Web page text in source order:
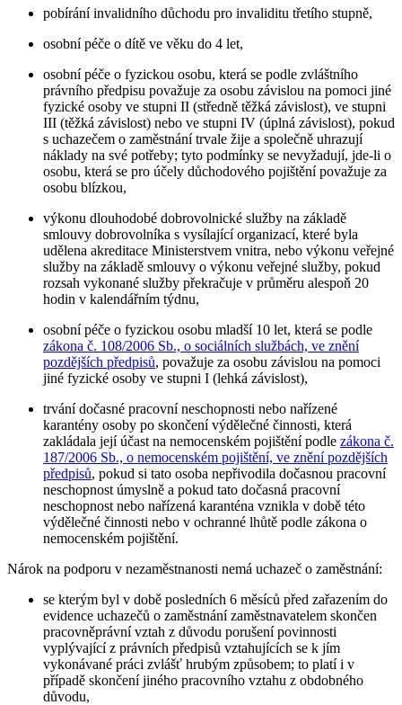
pobírání invalidního důchodu pro invaliditu třetího stupně,
osobní péče o dítě ve věku do 4 let,
osobní péče o fyzickou osobu, která se podle zvláštního
právního předpisu považuje za osobu závislou na pomoci jiné
fyzické osoby ve stupni II (středně těžká závislost), ve stupni
III (těžká závislost) nebo ve stupni IV (úplná závislost), pokud
s uchazečem o zaměstnání trvale žije a společně uhrazují
náklady na své potřeby; tyto podmínky se nevyžadují, jde-li o
osobu, která se pro účely důchodového pojištění považuje za
osobu blízkou,
výkonu dlouhodobé dobrovolnické služby na základě
smlouvy dobrovolníka s vysílající organizací, které byla
udělena akreditace Ministerstvem vnitra, nebo výkonu veřejné
služby na základě smlouvy o výkonu veřejné služby, pokud
rozsah vykonané služby překračuje v průměru alespoň 20
hodin v kalendářním týdnu,
osobní péče o fyzickou osobu mladší 10 let, která se podle
zákona č. 108/2006 Sb., o sociálních službách, ve znění
pozdějších předpisů, považuje za osobu závislou na pomoci
jiné fyzické osoby ve stupni I (lehká závislost),
trvání dočasné pracovní neschopnosti nebo nařízené
karantény osoby po skončení výdělečné činnosti, která
zakládala její účast na nemocenském pojištění podle zákona č.
187/2006 Sb., o nemocenském pojištění, ve znění pozdějších
předpisů, pokud si tato osoba nepřivodila dočasnou pracovní
neschopnost úmyslně a pokud tato dočasná pracovní
neschopnost nebo nařízená karanténa vznikla v době této
výdělečné činnosti nebo v ochranné lhůtě podle zákona o
nemocenském pojištění.
Nárok na podporu v nezaměstnanosti nemá uchazeč o zaměstnání:
se kterým byl v době posledních 6 měsíců před zařazením do
evidence uchazečů o zaměstnání zaměstnavatelem skončen
pracovněprávní vztah z důvodu porušení povinnosti
vyplývající z právních předpisů vztahujících se k jím
vykonávané práci zvlášť hrubým způsobem; to platí i v
případě skončení jiného pracovního vztahu z obdobného
důvodu,